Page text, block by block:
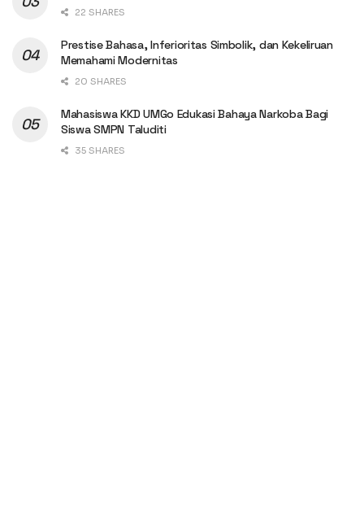
22 SHARES
Prestise Bahasa, Inferioritas Simbolik, dan Kekeliruan
Memahami Modernitas
20 SHARES
Mahasiswa KKD UMGo Edukasi Bahaya Narkoba Bagi
Siswa SMPN Taluditi
35 SHARES